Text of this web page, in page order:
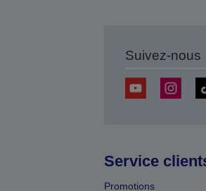
Suivez-nous
Service
Promotions